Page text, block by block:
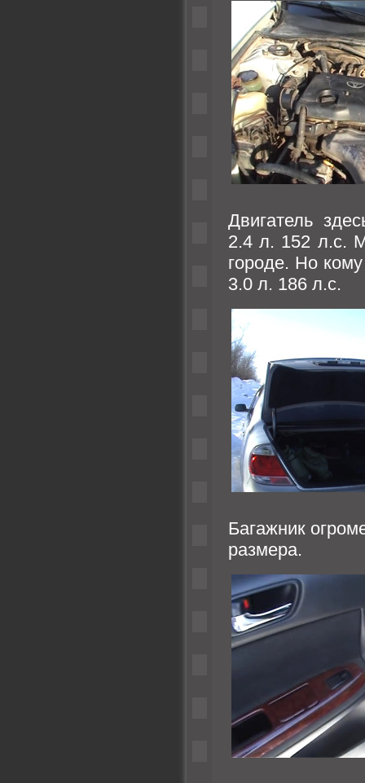
Двигатель
2.4 л. 152 л.с.
городе. Но
3.0 л. 186 л.с.
Багажник
размера.